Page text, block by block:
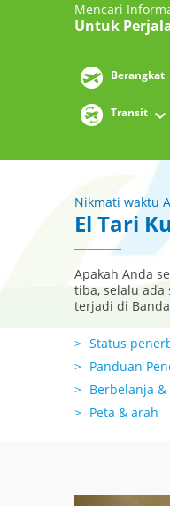
Mencari
Untuk
Berangkat
Transit
Nikmati waktu
El Tari
Apakah Anda
tiba, selalu ada
terjadi di
Status
Panduan
Berbelanja
Peta & arah